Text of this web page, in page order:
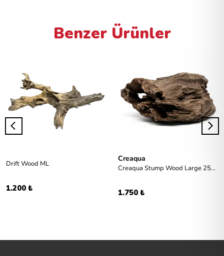
Benzer Ürünler
Drift Wood ML
1.200 ₺
Creaqua
Creaqua Stump Wood Large 25-30cm
1.750 ₺